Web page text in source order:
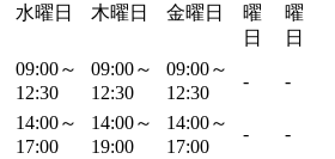
水曜日 木曜日 金曜日
曜
日
曜
日
09:00～
12:30
09:00～
12:30
09:00～
12:30
- -
14:00～
17:00
14:00～
19:00
14:00～
17:00
- -